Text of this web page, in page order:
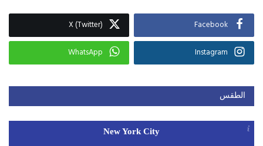
Facebook
X (Twitter)
Instagram
WhatsApp
الطقس
New York City